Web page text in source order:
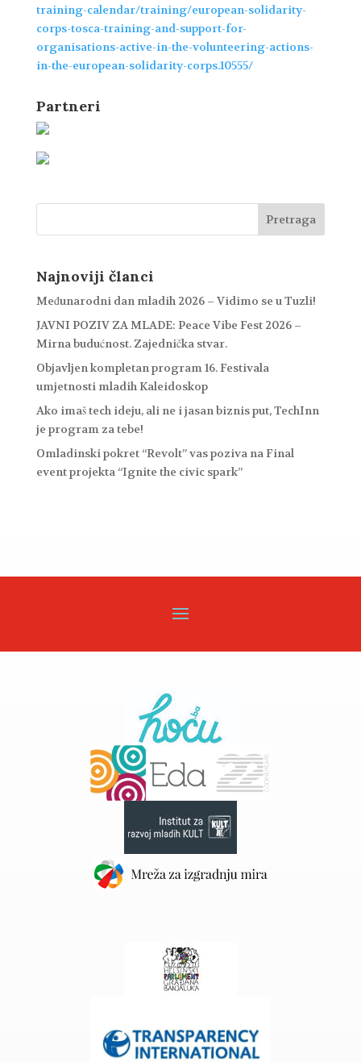
training-calendar/training/european-solidarity-
corps-tosca-training-and-support-for-
organisations-active-in-the-volunteering-actions-
in-the-european-solidarity-corps.10555/
Partneri
Najnoviji članci
Međunarodni dan mladih 2026 – Vidimo se u Tuzli!
JAVNI POZIV ZA MLADE: Peace Vibe Fest 2026 –
Mirna budućnost. Zajednička stvar.
Objavljen kompletan program 16. Festivala
umjetnosti mladih Kaleidoskop
Ako imaš tech ideju, ali ne i jasan biznis put, TechInn
je program za tebe!
Omladinski pokret “Revolt” vas poziva na Final
event projekta “Ignite the civic spark”